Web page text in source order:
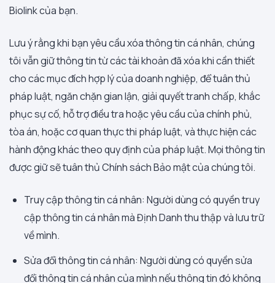
Biolink của bạn.
Lưu ý rằng khi bạn yêu cầu xóa thông tin cá nhân, chúng
tôi vẫn giữ thông tin từ các tài khoản đã xóa khi cần thiết
cho các mục đích hợp lý của doanh nghiệp, để tuân thủ
pháp luật, ngăn chặn gian lận, giải quyết tranh chấp, khắc
phục sự cố, hỗ trợ điều tra hoặc yêu cầu của chính phủ,
tòa án, hoặc cơ quan thực thi pháp luật, và thực hiện các
hành động khác theo quy định của pháp luật. Mọi thông tin
được giữ sẽ tuân thủ Chính sách Bảo mật của chúng tôi.
Truy cập thông tin cá nhân: Người dùng có quyền truy
cập thông tin cá nhân mà Định Danh thu thập và lưu trữ
về mình.
Sửa đổi thông tin cá nhân: Người dùng có quyền sửa
đổi thông tin cá nhân của mình nếu thông tin đó không